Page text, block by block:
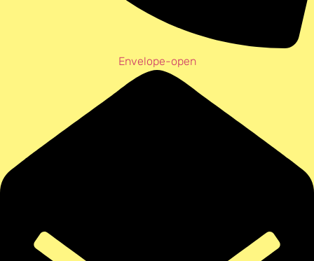
Envelope-open